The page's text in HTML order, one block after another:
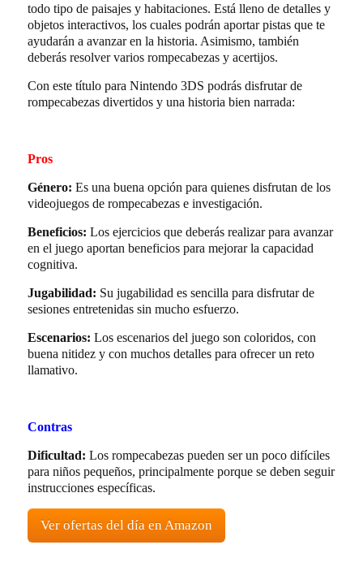
todo tipo de paisajes y habitaciones. Está lleno de detalles y
objetos interactivos, los cuales podrán aportar pistas que te
ayudarán a avanzar en la historia. Asimismo, también
deberás resolver varios rompecabezas y acertijos.
Con este título para Nintendo 3DS podrás disfrutar de
rompecabezas divertidos y una historia bien narrada:
Pros
Género: Es una buena opción para quienes disfrutan de los
videojuegos de rompecabezas e investigación.
Beneficios: Los ejercicios que deberás realizar para avanzar
en el juego aportan beneficios para mejorar la capacidad
cognitiva.
Jugabilidad: Su jugabilidad es sencilla para disfrutar de
sesiones entretenidas sin mucho esfuerzo.
Escenarios: Los escenarios del juego son coloridos, con
buena nitidez y con muchos detalles para ofrecer un reto
llamativo.
Contras
Dificultad: Los rompecabezas pueden ser un poco difíciles
para niños pequeños, principalmente porque se deben seguir
instrucciones específicas.
Ver ofertas del día en Amazon